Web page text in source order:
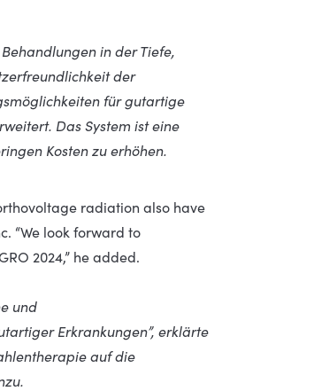
in der Tiefe,
der
für gutartige
Das System ist eine
Kosten zu erhöhen.
radiation also have
“We look forward to
2024,” he added.
und
Erkrankungen”, erklärte
auf die